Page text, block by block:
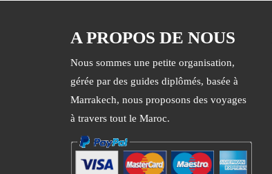
A PROPOS DE NOUS
Nous sommes une petite organisation,
gérée par des guides diplômés, basée à
Marrakech, nous proposons des voyages
à travers tout le Maroc.